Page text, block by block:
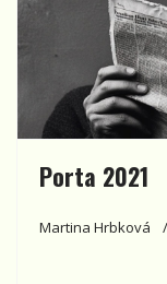
Porta 2021
Martina Hrbková